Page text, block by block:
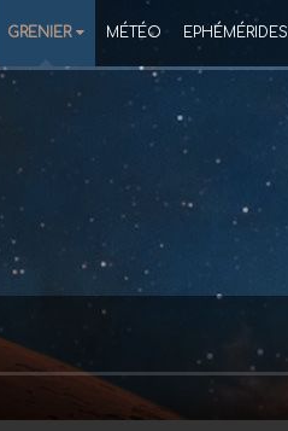
GRENIER MÉTÉO EPHÉMÉRIDES